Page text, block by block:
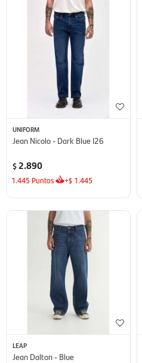
UNIFORM
Jean Nicolo - Dark Blue I26
$ 2.890
1.445 Puntos +$ 1.445
LEAP
Jean Dalton - Blue